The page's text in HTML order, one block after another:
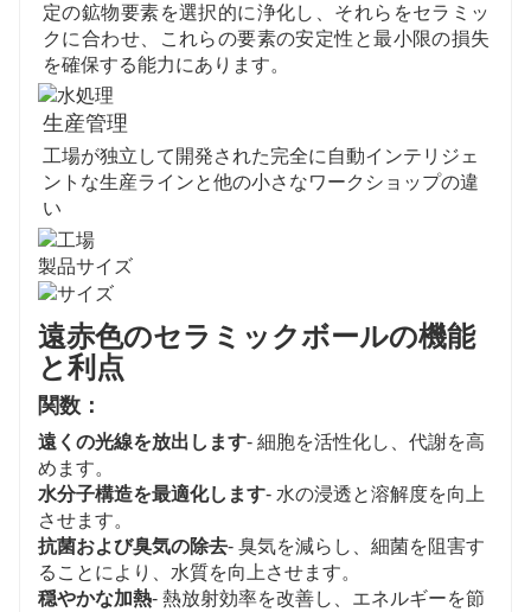
定の鉱物要素を選択的に浄化し、それらをセラミッ
クに合わせ、これらの要素の安定性と最小限の損失
を確保する能力にあります。
生産管理
工場が独立して開発された完全に自動インテリジェ
ントな生産ラインと他の小さなワークショップの違
い
製品サイズ
遠赤色のセラミックボールの機能
と利点
関数：
遠くの光線を放出します- 細胞を活性化し、代謝を高
めます。
水分子構造を最適化します- 水の浸透と溶解度を向上
させます。
抗菌および臭気の除去- 臭気を減らし、細菌を阻害す
ることにより、水質を向上させます。
穏やかな加熱- 熱放射効率を改善し、エネルギーを節